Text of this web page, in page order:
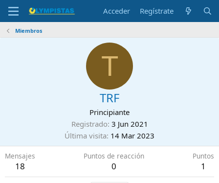
Acceder Regístrate
Miembros
T
TRF
Principiante
Registrado 3 Jun 2021
Última visita 14 Mar 2023
Mensajes
18
Puntos de reacción
0
Puntos
1